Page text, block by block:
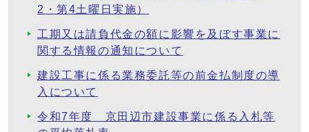
2・第4土曜日実施）
工期又は請負代金の額に影響を及ぼす事業に
関する情報の通知について
建設工事に係る業務委託等の前金払制度の導
入について
令和7年度 京田辺市建設事業に係る入札等